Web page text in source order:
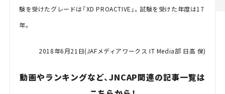
験を受けたグレードは「XD PROACTIVE」。試験を受けた年度は17
年。
2018年6月21日(JAFメディアワークス IT Media部 日高 保)
動画やランキングなど、JNCAP関連の記事一覧は